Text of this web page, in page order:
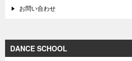
お問い合わせ
DANCE SCHOOL